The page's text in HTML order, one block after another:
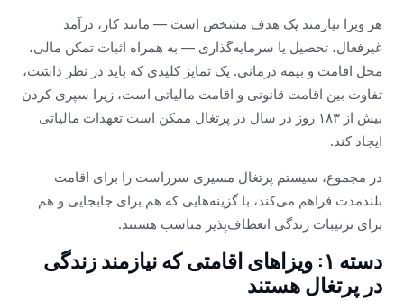
هر ویزا نیازمند یک هدف مشخص است — مانند کار، درآمد
غیرفعال، تحصیل یا سرمایه‌گذاری — به همراه اثبات تمکن مالی،
محل اقامت و بیمه درمانی. یک تمایز کلیدی که باید در نظر داشت،
تفاوت بین اقامت قانونی و اقامت مالیاتی است، زیرا سپری کردن
بیش از ۱۸۳ روز در سال در پرتغال ممکن است تعهدات مالیاتی
ایجاد کند.
در مجموع، سیستم پرتغال مسیری سرراست را برای اقامت
بلندمدت فراهم می‌کند، با گزینه‌هایی که هم برای جابجایی و هم
برای ترتیبات زندگی انعطاف‌پذیر مناسب هستند.
دسته ۱: ویزاهای اقامتی که نیازمند زندگی
در پرتغال هستند